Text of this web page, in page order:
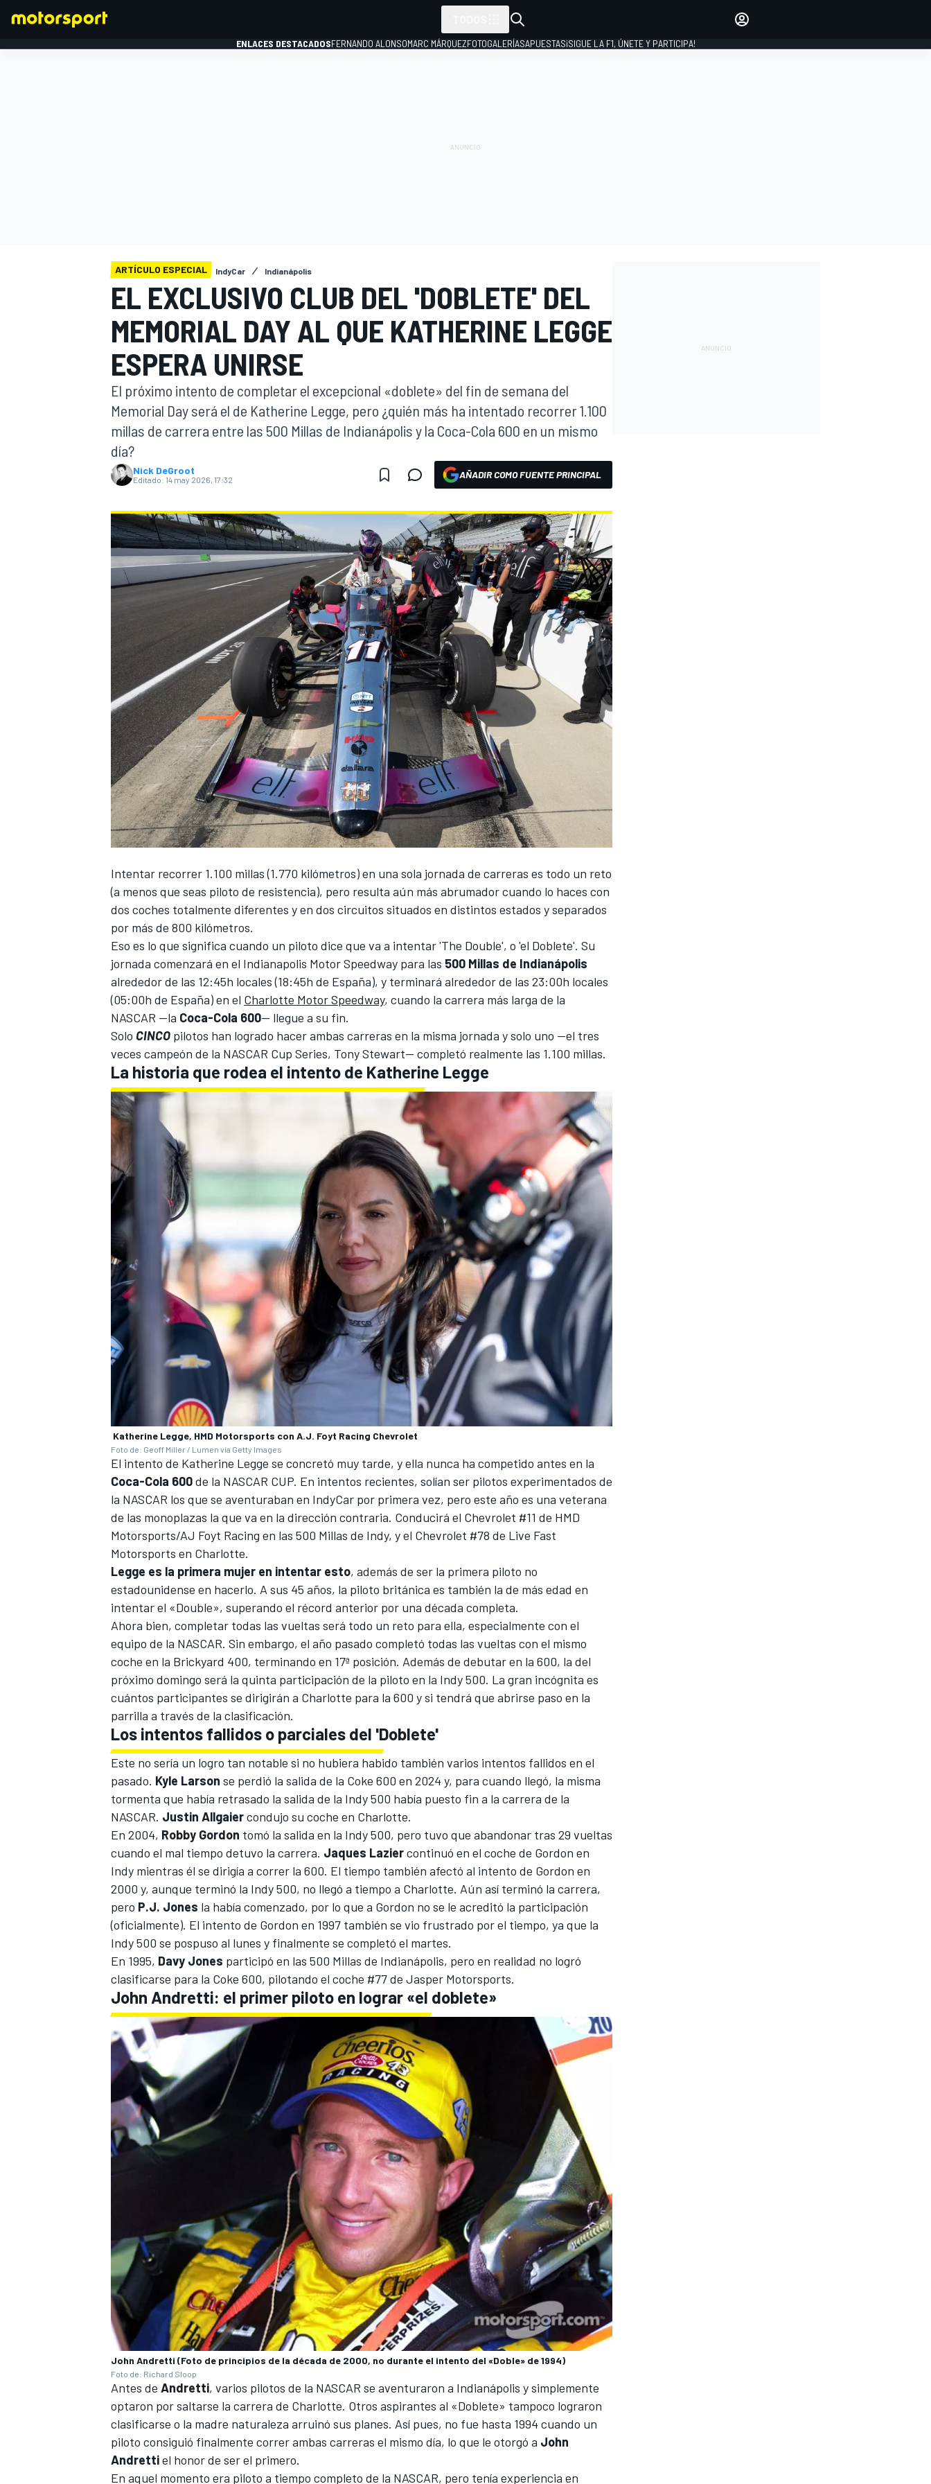
WEC FÓRMULA E
MÁS CATEGORÍAS
ENLACES DESTACADOSFERNANDO ALONSOMARC MÁRQUEZFOTOGALERÍASAPUESTAS¡SIGUE LA F1, ÚNETE Y PARTICIPA!
ARTÍCULO ESPECIAL IndyCar Indianápolis
EL EXCLUSIVO CLUB DEL 'DOBLETE' DEL
MEMORIAL DAY AL QUE KATHERINE LEGGE
ESPERA UNIRSE
El próximo intento de completar el excepcional «doblete» del fin de semana del
Memorial Day será el de Katherine Legge, pero ¿quién más ha intentado recorrer 1.100
millas de carrera entre las 500 Millas de Indianápolis y la Coca-Cola 600 en un mismo
día?
Nick DeGroot
Editado: 14 may 2026, 17:32 AÑADIR COMO FUENTE PRINCIPAL
Intentar recorrer 1.100 millas (1.770 kilómetros) en una sola jornada de carreras es todo un reto
(a menos que seas piloto de resistencia), pero resulta aún más abrumador cuando lo haces con
dos coches totalmente diferentes y en dos circuitos situados en distintos estados y separados
por más de 800 kilómetros.
Eso es lo que significa cuando un piloto dice que va a intentar 'The Double', o 'el Doblete'. Su
jornada comenzará en el Indianapolis Motor Speedway para las 500 Millas de Indianápolis
alrededor de las 12:45h locales (18:45h de España), y terminará alrededor de las 23:00h locales
(05:00h de España) en el Charlotte Motor Speedway, cuando la carrera más larga de la
NASCAR —la Coca-Cola 600— llegue a su fin.
Solo CINCO pilotos han logrado hacer ambas carreras en la misma jornada y solo uno —el tres
veces campeón de la NASCAR Cup Series, Tony Stewart— completó realmente las 1.100 millas.
La historia que rodea el intento de Katherine Legge
Katherine Legge, HMD Motorsports con A.J. Foyt Racing Chevrolet
Foto de: Geoff Miller / Lumen vía Getty Images
El intento de Katherine Legge se concretó muy tarde, y ella nunca ha competido antes en la
Coca-Cola 600de la NASCAR CUP. En intentos recientes, solían ser pilotos experimentados de
la NASCAR los que se aventuraban en IndyCar por primera vez, pero este año es una veterana
de las monoplazas la que va en la dirección contraria. Conducirá el Chevrolet #11 de HMD
Motorsports/AJ Foyt Racing en las 500 Millas de Indy, y el Chevrolet #78 de Live Fast
Motorsports en Charlotte.
Legge es la primera mujer en intentar esto, además de ser la primera piloto no
estadounidense en hacerlo. A sus 45 años, la piloto británica es también la de más edad en
intentar el «Double», superando el récord anterior por una década completa.
Ahora bien, completar todas las vueltas será todo un reto para ella, especialmente con el
equipo de la NASCAR. Sin embargo, el año pasado completó todas las vueltas con el mismo
coche en la Brickyard 400, terminando en 17ª posición. Además de debutar en la 600, la del
próximo domingo será la quinta participación de la piloto en la Indy 500. La gran incógnita es
cuántos participantes se dirigirán a Charlotte para la 600 y si tendrá que abrirse paso en la
parrilla a través de la clasificación.
Los intentos fallidos o parciales del 'Doblete'
Este no sería un logro tan notable si no hubiera habido también varios intentos fallidos en el
pasado. Kyle Larson se perdió la salida de la Coke 600 en 2024 y, para cuando llegó, la misma
tormenta que había retrasado la salida de la Indy 500 había puesto fin a la carrera de la
NASCAR. Justin Allgaiercondujo su coche en Charlotte.
En 2004, Robby Gordon tomó la salida en la Indy 500, pero tuvo que abandonar tras 29 vueltas
cuando el mal tiempo detuvo la carrera. Jaques Laziercontinuó en el coche de Gordon en
Indy mientras él se dirigía a correr la 600. El tiempo también afectó al intento de Gordon en
2000 y, aunque terminó la Indy 500, no llegó a tiempo a Charlotte. Aún así terminó la carrera,
pero P.J. Jones la había comenzado, por lo que a Gordon no se le acreditó la participación
(oficialmente). El intento de Gordon en 1997 también se vio frustrado por el tiempo, ya que la
Indy 500 se pospuso al lunes y finalmente se completó el martes.
En 1995, Davy Jones participó en las 500 Millas de Indianápolis, pero en realidad no logró
clasificarse para la Coke 600, pilotando el coche #77 de Jasper Motorsports.
John Andretti: el primer piloto en lograr «el doblete»
John Andretti (Foto de principios de la década de 2000, no durante el intento del «Doble» de 1994)
Foto de: Richard Sloop
Antes de Andretti, varios pilotos de la NASCAR se aventuraron a Indianápolis y simplemente
optaron por saltarse la carrera de Charlotte. Otros aspirantes al «Doblete» tampoco lograron
clasificarse o la madre naturaleza arruinó sus planes. Así pues, no fue hasta 1994 cuando un
piloto consiguió finalmente correr ambas carreras el mismo día, lo que le otorgó a John
Andrettiel honor de ser el primero.
En aquel momento era piloto a tiempo completo de la NASCAR, pero tenía experiencia en